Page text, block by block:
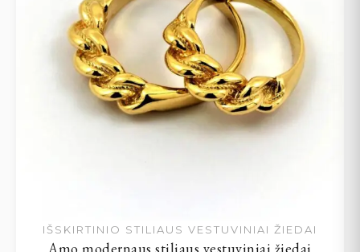
IŠSKIRTINIO STILIAUS VESTUVINIAI ŽIEDAI
Amo modernaus stiliaus vestuviniai žiedai